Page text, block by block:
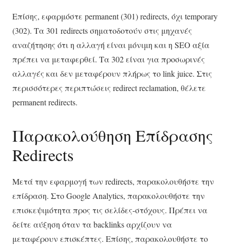
Επίσης, εφαρμόστε permanent (301) redirects, όχι temporary
(302). Τα 301 redirects σηματοδοτούν στις μηχανές
αναζήτησης ότι η αλλαγή είναι μόνιμη και η SEO αξία
πρέπει να μεταφερθεί. Τα 302 είναι για προσωρινές
αλλαγές και δεν μεταφέρουν πλήρως το link juice. Στις
περισσότερες περιπτώσεις redirect reclamation, θέλετε
permanent redirects.
Παρακολούθηση Επίδρασης
Redirects
Μετά την εφαρμογή των redirects, παρακολουθήστε την
επίδραση. Στο Google Analytics, παρακολουθήστε την
επισκεψιμότητα προς τις σελίδες-στόχους. Πρέπει να
δείτε αύξηση όταν τα backlinks αρχίζουν να
μεταφέρουν επισκέπτες. Επίσης, παρακολουθήστε το